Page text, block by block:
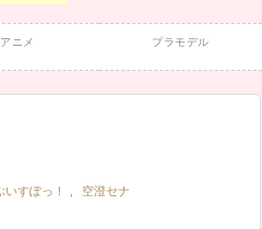
アニメ プラモデル
いすぽっ！ , 空澄セナ